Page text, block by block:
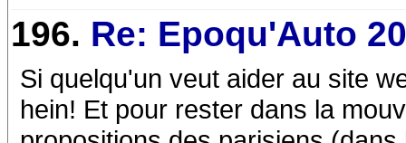
196. Re: Epoqu'Auto
Si quelqu'un veut aider au site
hein! Et pour rester dans la